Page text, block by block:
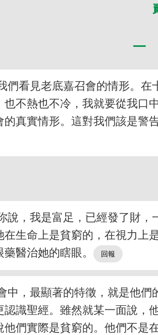
一
們看見老底嘉召會的情形。
也不熱也不冷，我就要從我口
真實情形。這對我們該是警
說，我是富足，已經發了財
生命上是貧窮的，在視力上
醫治她的瞎眼。
中，最顯著的特徵，就是他
識聖經。雖然就某一面說，
他們實際是貧窮的。他們不是